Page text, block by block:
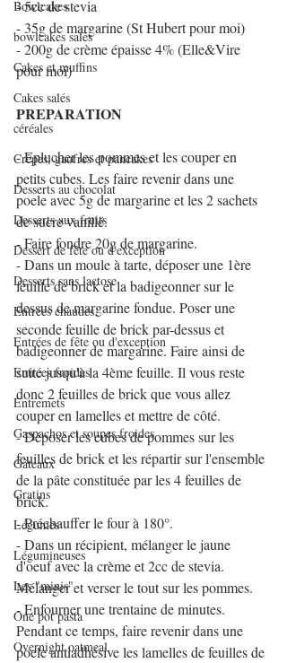
Bowlcakes
bowlcakes salés
Cakes et muffins
Cakes salés
céréales
Crêpes, gaufres et pancakes
Desserts au chocolat
Desserts aux fruits
Dessert de fête ou d'exception
Desserts sans lactose
Entrées chaudes
Entrées de fête ou d'exception
Entrées froides
Entremets
Gaspachos et soupes froides
Gâteaux
Gratins
Légumes
Légumineuses
Les "minis"
One pot pasta
Overnight oatmeal
- 5cc de stevia
- 35g de margarine (St Hubert pour moi)
- 200g de crème épaisse 4% (Elle&Vire
pour moi)
PREPARATION
- Eplucher les pommes et les couper en
petits cubes. Les faire revenir dans une
poele avec 5g de margarine et les 2 sachets
de sucre vanillé.
- Faire fondre 20g de margarine.
- Dans un moule à tarte, déposer une 1ère
feuille de brick et la badigeonner sur le
dessus de margarine fondue. Poser une
seconde feuille de brick par-dessus et
badigeonner de margarine. Faire ainsi de
suite jusqu'à la 4ème feuille. Il vous reste
donc 2 feuilles de brick que vous allez
couper en lamelles et mettre de côté.
- Déposer les cubes de pommes sur les
feuilles de brick et les répartir sur l'ensemble
de la pâte constituée par les 4 feuilles de
brick.
- Préchauffer le four à 180°.
- Dans un récipient, mélanger le jaune
d'oeuf avec la crème et 2cc de stevia.
Mélanger et verser le tout sur les pommes.
- Enfourner une trentaine de minutes.
Pendant ce temps, faire revenir dans une
poele antiadhésive les lamelles de feuilles de